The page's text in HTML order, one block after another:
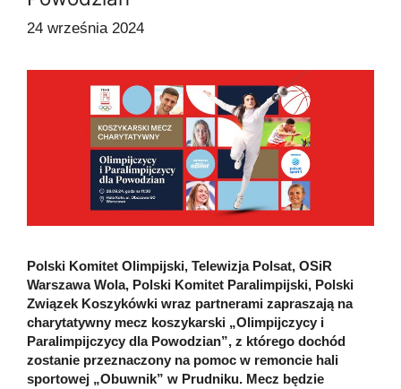
24 września 2024
Polski Komitet Olimpijski, Telewizja Polsat, OSiR
Warszawa Wola, Polski Komitet Paralimpijski, Polski
Związek Koszykówki wraz partnerami zapraszają na
charytatywny mecz koszykarski „Olimpijczycy i
Paralimpijczycy dla Powodzian”, z którego dochód
zostanie przeznaczony na pomoc w remoncie hali
sportowej „Obuwnik” w Prudniku. Mecz będzie